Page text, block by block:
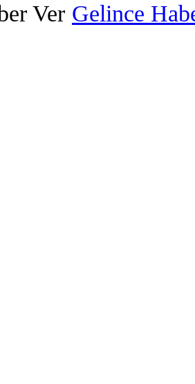
Ver Gelince